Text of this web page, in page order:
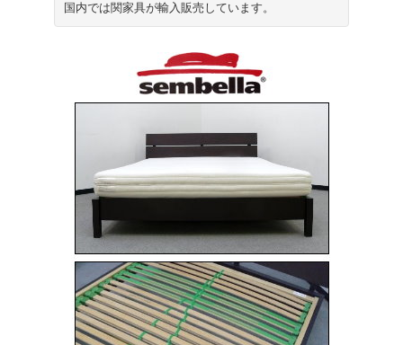
国内では関家具が輸入販売しています。